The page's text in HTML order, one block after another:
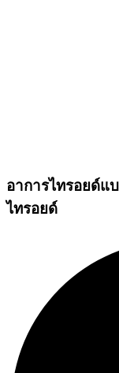
อาการไทรอยด์แ
ไทรอยด์